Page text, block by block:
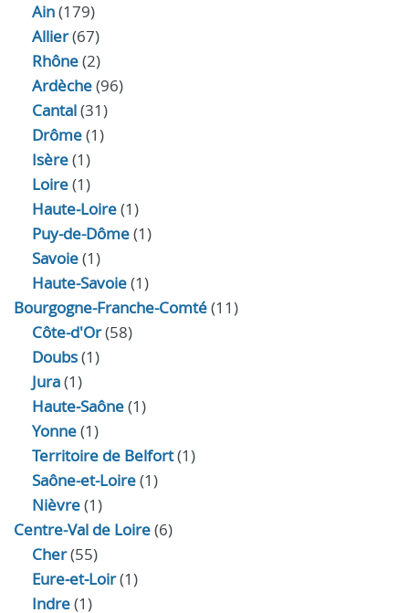
Ain(179)
Allier(67)
Rhône(2)
Ardèche(96)
Cantal(31)
Drôme(1)
Isère(1)
Loire(1)
Haute-Loire(1)
Puy-de-Dôme(1)
Savoie(1)
Haute-Savoie(1)
Bourgogne-Franche-Comté(11)
Côte-d'Or(58)
Doubs(1)
Jura(1)
Haute‑Saône(1)
Yonne(1)
Territoire de Belfort(1)
Saône-et-Loire(1)
Nièvre(1)
Centre-Val de Loire(6)
Cher(55)
Eure‑et‑Loir(1)
Indre(1)